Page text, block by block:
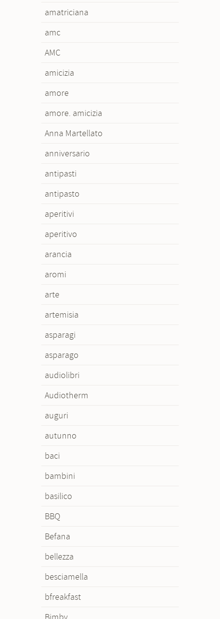
amatriciana
amc
AMC
amicizia
amore
amore. amicizia
Anna Martellato
anniversario
antipasti
antipasto
aperitivi
aperitivo
arancia
aromi
arte
artemisia
asparagi
asparago
audiolibri
Audiotherm
auguri
autunno
baci
bambini
basilico
BBQ
Befana
bellezza
besciamella
bfreakfast
Bimby